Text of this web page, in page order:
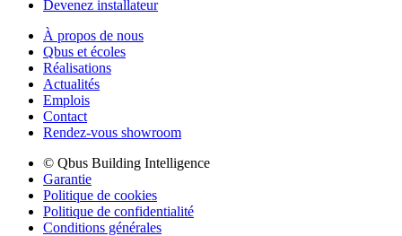
Devenez installateur
À propos de nous
Qbus et écoles
Réalisations
Actualités
Emplois
Contact
Rendez-vous showroom
© Qbus Building Intelligence
Garantie
Politique de cookies
Politique de confidentialité
Conditions générales